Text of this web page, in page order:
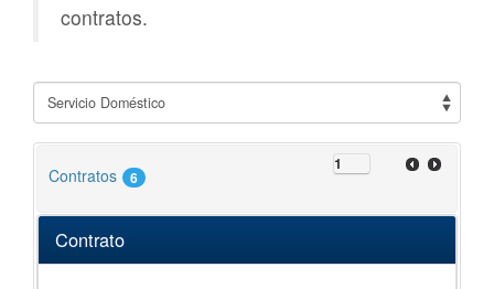
contratos.
Contratos 6
Contrato